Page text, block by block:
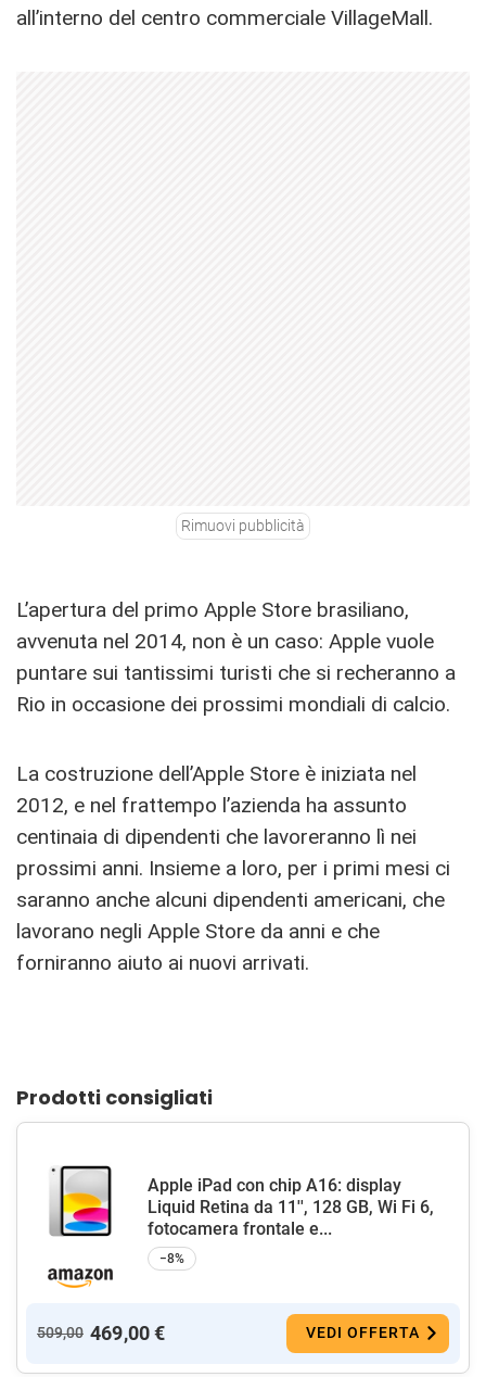
all’interno del centro commerciale VillageMall.
Rimuovi pubblicità
L’apertura del primo Apple Store brasiliano,
avvenuta nel 2014, non è un caso: Apple vuole
puntare sui tantissimi turisti che si recheranno a
Rio in occasione dei prossimi mondiali di calcio.
La costruzione dell’Apple Store è iniziata nel
2012, e nel frattempo l’azienda ha assunto
centinaia di dipendenti che lavoreranno lì nei
prossimi anni. Insieme a loro, per i primi mesi ci
saranno anche alcuni dipendenti americani, che
lavorano negli Apple Store da anni e che
forniranno aiuto ai nuovi arrivati.
Prodotti consigliati
Apple iPad con chip A16: display
Liquid Retina da 11'', 128 GB, Wi Fi 6,
fotocamera frontale e...
−8%
509,00 469,00 € VEDI OFFERTA